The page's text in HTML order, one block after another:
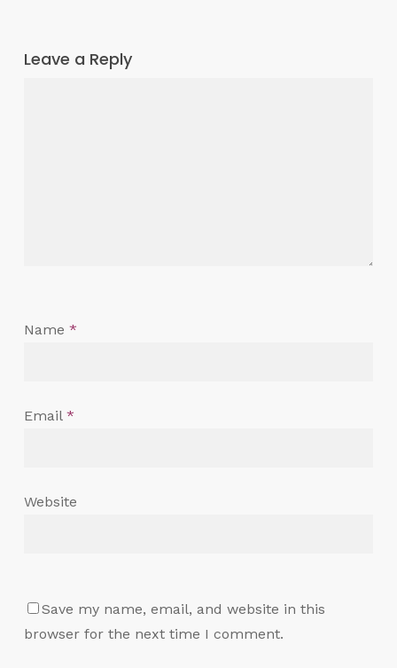
Leave a Reply
Name *
Email *
Website
Save my name, email, and website in this
browser for the next time I comment.